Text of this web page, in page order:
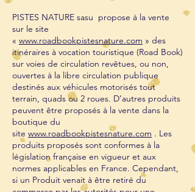
PISTES NATURE sasu propose à la vente
sur le site
« www.roadbookpistesnature.com » des
itinéraires à vocation touristique (Road Book)
sur voies de circulation revêtues, ou non,
ouvertes à la libre circulation publique
destinés aux véhicules motorisés tout
terrain, quads ou 2 roues. D’autres produits
peuvent être proposés à la vente dans la
boutique du
site www.roadbookpistesnature.com . Les
produits proposés sont conformes à la
législation française en vigueur et aux
normes applicables en France. Cependant,
si un Produit venait à être retiré du